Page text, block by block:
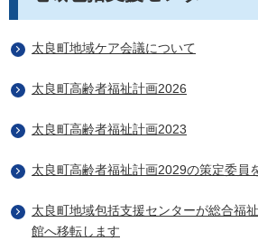
太良町地域ケア会議について
太良町高齢者福祉計画2026
太良町高齢者福祉計画2023
太良町高齢者福祉計画2029の策定委員
太良町地域包括支援センターが総合福
館へ移転します